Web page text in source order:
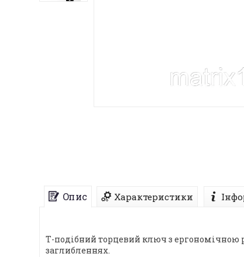
Опис Характеристики
Т-подібний торцевий ключ з ергономічною
заглибленнях.